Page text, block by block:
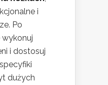
i
Po
i dostosuj
dużych